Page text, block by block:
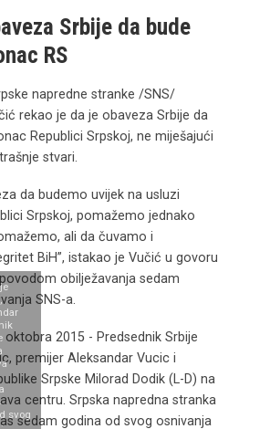
Srbije da bude
RS
napredne stranke /SNS/
rekao je da je obaveza Srbije da
Republici Srpskoj, ne miješajući
stvari.
da budemo uvijek na usluzi
Srpskoj, pomažemo jednako
ali da čuvamo i
BiH”, istakao je Vučić u govoru
obilježavanja sedam
SNS-a.
svog